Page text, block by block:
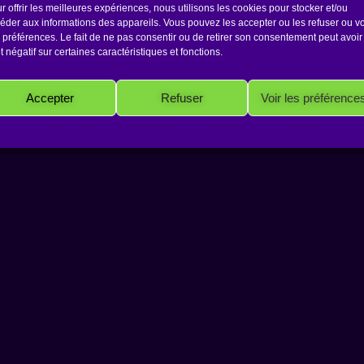
offrir les meilleures expériences, nous utilisons les cookies pour stocker et/ou
aux informations des appareils. Vous pouvez les accepter ou les refuser ou
préférences. Le fait de ne pas consentir ou de retirer son consentement peut avoir
négatif sur certaines caractéristiques et fonctions.
Accepter Refuser Voir les